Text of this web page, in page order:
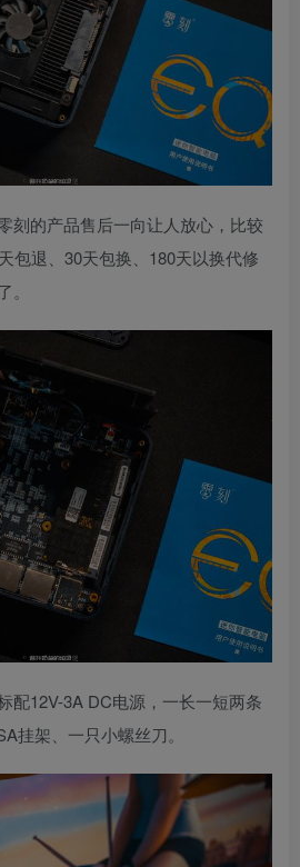
刻的产品售后一向让人放心，比较
包退、30天包换、180天以换代修
配12V-3A DC电源，一长一短两条
挂架、一只小螺丝刀。